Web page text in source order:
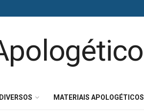
DIVERSOS MATERIAIS APOLOGÉTICOS